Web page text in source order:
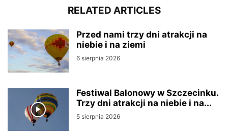
RELATED ARTICLES
Przed nami trzy dni atrakcji na
niebie i na ziemi
6 sierpnia 2026
Festiwal Balonowy w Szczecinku.
Trzy dni atrakcji na niebie i na...
5 sierpnia 2026